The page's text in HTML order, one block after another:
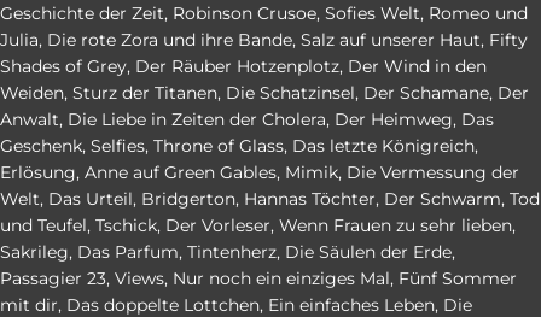
Geschichte der Zeit, Robinson Crusoe, Sofies Welt, Romeo und
Julia, Die rote Zora und ihre Bande, Salz auf unserer Haut, Fifty
Shades of Grey, Der Räuber Hotzenplotz, Der Wind in den
Weiden, Sturz der Titanen, Die Schatzinsel, Der Schamane, Der
Anwalt, Die Liebe in Zeiten der Cholera, Der Heimweg, Das
Geschenk, Selfies, Throne of Glass, Das letzte Königreich,
Erlösung, Anne auf Green Gables, Mimik, Die Vermessung der
Welt, Das Urteil, Bridgerton, Hannas Töchter, Der Schwarm, Tod
und Teufel, Tschick, Der Vorleser, Wenn Frauen zu sehr lieben,
Sakrileg, Das Parfum, Tintenherz, Die Säulen der Erde,
Passagier 23, Views, Nur noch ein einziges Mal, Fünf Sommer
mit dir, Das doppelte Lottchen, Ein einfaches Leben, Die